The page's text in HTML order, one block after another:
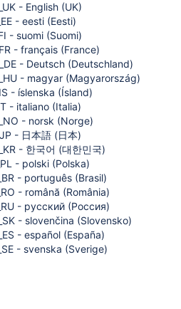
- English (UK)
- eesti (Eesti)
- suomi (Suomi)
- français (France)
- Deutsch (Deutschland)
- magyar (Magyarország)
- íslenska (Ísland)
- italiano (Italia)
- norsk (Norge)
- 日本語 (日本)
- 한국어 (대한민국)
- polski (Polska)
- português (Brasil)
- română (România)
- русский (Россия)
- slovenčina (Slovensko)
- español (España)
- svenska (Sverige)